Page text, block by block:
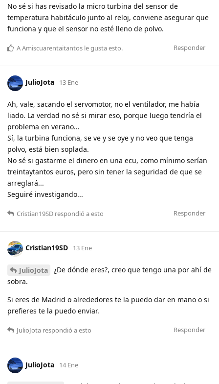
No sé si has revisado la micro turbina del sensor de
temperatura habitáculo junto al reloj, conviene asegurar que
funciona y que el sensor no esté lleno de polvo.
Responder
AAmiscuarentaitantos le gusta esto.
JulioJota 13 Ene
Ah, vale, sacando el servomotor, no el ventilador, me había
liado. La verdad no sé si mirar eso, porque luego tendría el
problema en verano...
Sí, la turbina funciona, se ve y se oye y no veo que tenga
polvo, está bien soplada.
No sé si gastarme el dinero en una ecu, como mínimo serían
treintaytantos euros, pero sin tener la seguridad de que se
arreglará...
Seguiré investigando...
Responder
Cristian19SD respondió a esto
Cristian19SD 13 Ene
JulioJota
¿De dónde eres?, creo que tengo una por ahí de
sobra.
Si eres de Madrid o alrededores te la puedo dar en mano o si
prefieres te la puedo enviar.
Responder
JulioJota respondió a esto
JulioJota 14 Ene